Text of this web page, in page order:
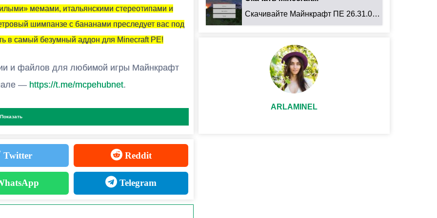
мемами, итальянскими стереотипами и
шимпанзе с бананами преследует вас под
в самый безумный аддон для Minecraft PE!
и файлов для любимой игры Майнкрафт
— https://t.me/mcpehubnet.
Minecraft PE
Сюрреализмом
плавится
Показать
карты и установить на неё эту модификацию.
Twitter Reddit
Telegram
Скачивайте Майнкрафт ПЕ 26.31.01 для Android: ...
ARLAMINEL